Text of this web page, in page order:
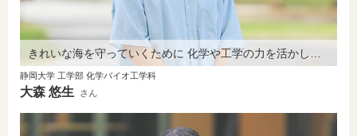
静岡大学 工学部 化学バイオ工学科
大森 悠生 さん